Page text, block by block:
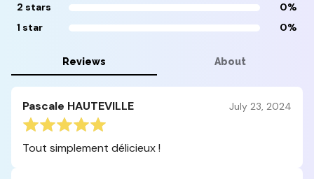
2 stars
0%
1 star
0%
Reviews About
Pascale HAUTEVILLE July 23, 2024
Tout simplement délicieux !